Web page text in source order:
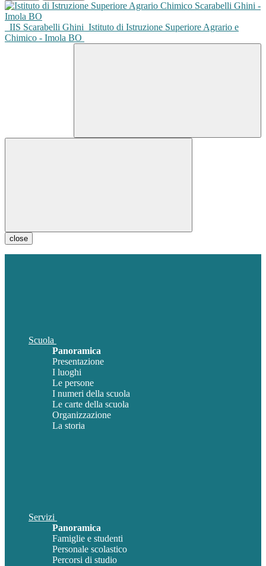
IIS Scarabelli Ghini Istituto di Istruzione Superiore Agrario e
Chimico - Imola BO
close
Scuola
Panoramica
Presentazione
I luoghi
Le persone
I numeri della scuola
Le carte della scuola
Organizzazione
La storia
Servizi
Panoramica
Famiglie e studenti
Personale scolastico
Percorsi di studio